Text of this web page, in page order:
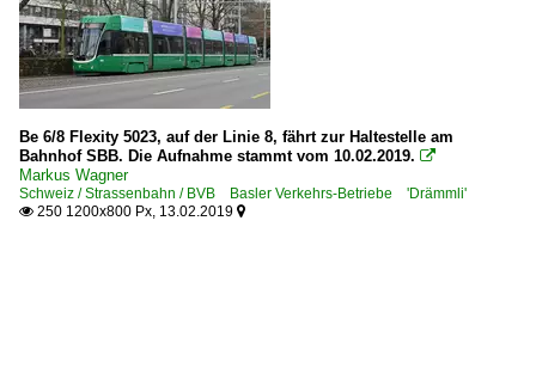
Be 6/8 Flexity 5023, auf der Linie 8, fährt zur Haltestelle am
Bahnhof SBB. Die Aufnahme stammt vom 10.02.2019. 
Markus Wagner
Schweiz / Strassenbahn / BVB Basler Verkehrs-Betriebe 'Drämmli'
 250 1200x800 Px, 13.02.2019 